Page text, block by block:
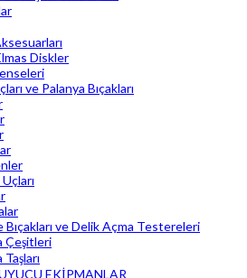
Diskler
ve Palanya Bıçakları
ve Delik Açma Testereleri
Çeşitleri
Taşları
EKİPMANLAR